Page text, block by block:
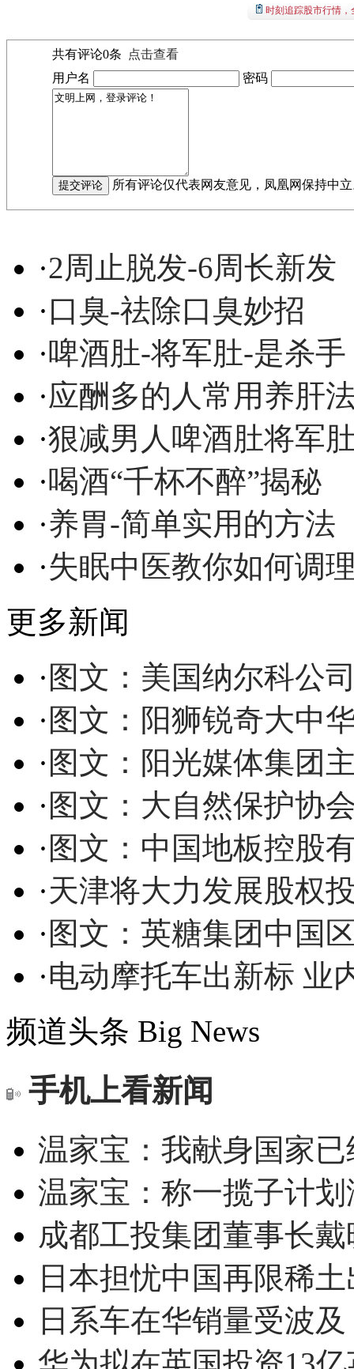
时刻追踪股市行情
共有评论0条
点击查看
用户名
密码
所有评论仅代表网友意见，凤凰网保持中
·2周止脱发-6周长新发
·口臭-祛除口臭妙招
·啤酒肚-将军肚-是杀手
·应酬多的人常用养肝
·狠减男人啤酒肚将军
·喝酒“千杯不醉”揭秘
·养胃-简单实用的方法
·失眠中医教你如何调
更多新闻
· 图文：美国纳尔科公
· 图文：阳狮锐奇大中
· 图文：阳光媒体集团
· 图文：大自然保护协
· 图文：中国地板控股
·天津将大力发展股权
· 图文：英糖集团中国
·电动摩托车出新标 业
频道头条 Big News
手机上看新闻
温家宝：我献身国家
温家宝：称一揽子计
成都工投集团董事长
日本担忧中国再限稀
日系车在华销量受波